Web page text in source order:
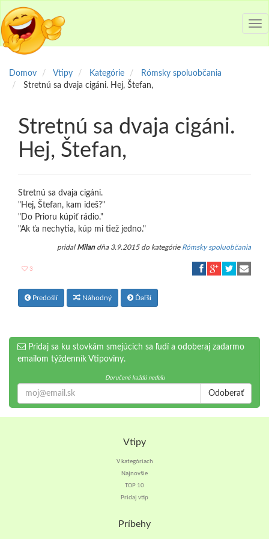
Domov Vtipy Kategórie
Rómsky spoluobčania
Stretnú sa dvaja cigáni. Hej, Štefan,
Stretnú sa dvaja cigáni.
Hej, Štefan,
Stretnú sa dvaja cigáni.
"Hej, Štefan, kam ideš?"
"Do Prioru kúpiť rádio."
"Ak ťa nechytia, kúp mi tiež jedno."
pridal Milandňa 3.9.2015 do kategórie Rómsky spoluobčania
3
Predošlí Náhodný Ďaľší
Pridaj sa ku stovkám smejúcich sa ľudí a odoberaj zadarmo
emailom týždenník Vtipoviny.
Doručené každú nedeľu
Odoberať
Vtipy
V kategóriach
Najnovšie
TOP 10
Pridaj vtip
Príbehy